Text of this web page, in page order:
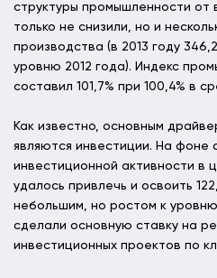
структуры промышленности от
только не снизили, но и
производства (в 2013 году
уровню 2012 года). Индекс
составил 101,7% при 100,4% в
Как известно, основным
являются инвестиции. На фоне
инвестиционной активности в
удалось привлечь и освоить
небольшим, но ростом к уровню
сделали основную ставку на
инвестиционных проектов по